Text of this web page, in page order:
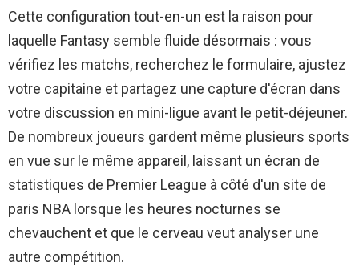
Cette configuration tout-en-un est la raison pour
laquelle Fantasy semble fluide désormais : vous
vérifiez les matchs, recherchez le formulaire, ajustez
votre capitaine et partagez une capture d'écran dans
votre discussion en mini-ligue avant le petit-déjeuner.
De nombreux joueurs gardent même plusieurs sports
en vue sur le même appareil, laissant un écran de
statistiques de Premier League à côté d'un site de
paris NBA lorsque les heures nocturnes se
chevauchent et que le cerveau veut analyser une
autre compétition.